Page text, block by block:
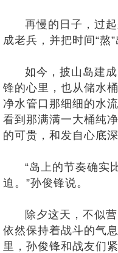
再慢的日子，过起
成老兵，并把时间“熬”
如今，披山岛建成
锋的心里，也从储水
净水管口那细细的水
看到那满满一大桶纯
的可贵，和发自心底
“岛上的节奏确实
迫。”孙俊锋说。
除夕这天，不似营
依然保持着战斗的气
里，孙俊锋和战友们